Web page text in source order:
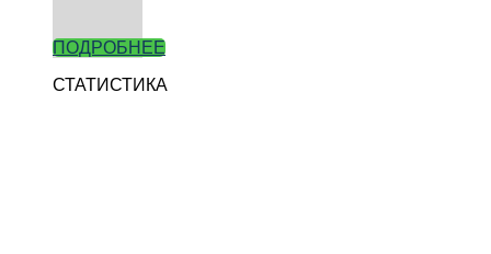
ПОДРОБНЕЕ
СТАТИСТИКА